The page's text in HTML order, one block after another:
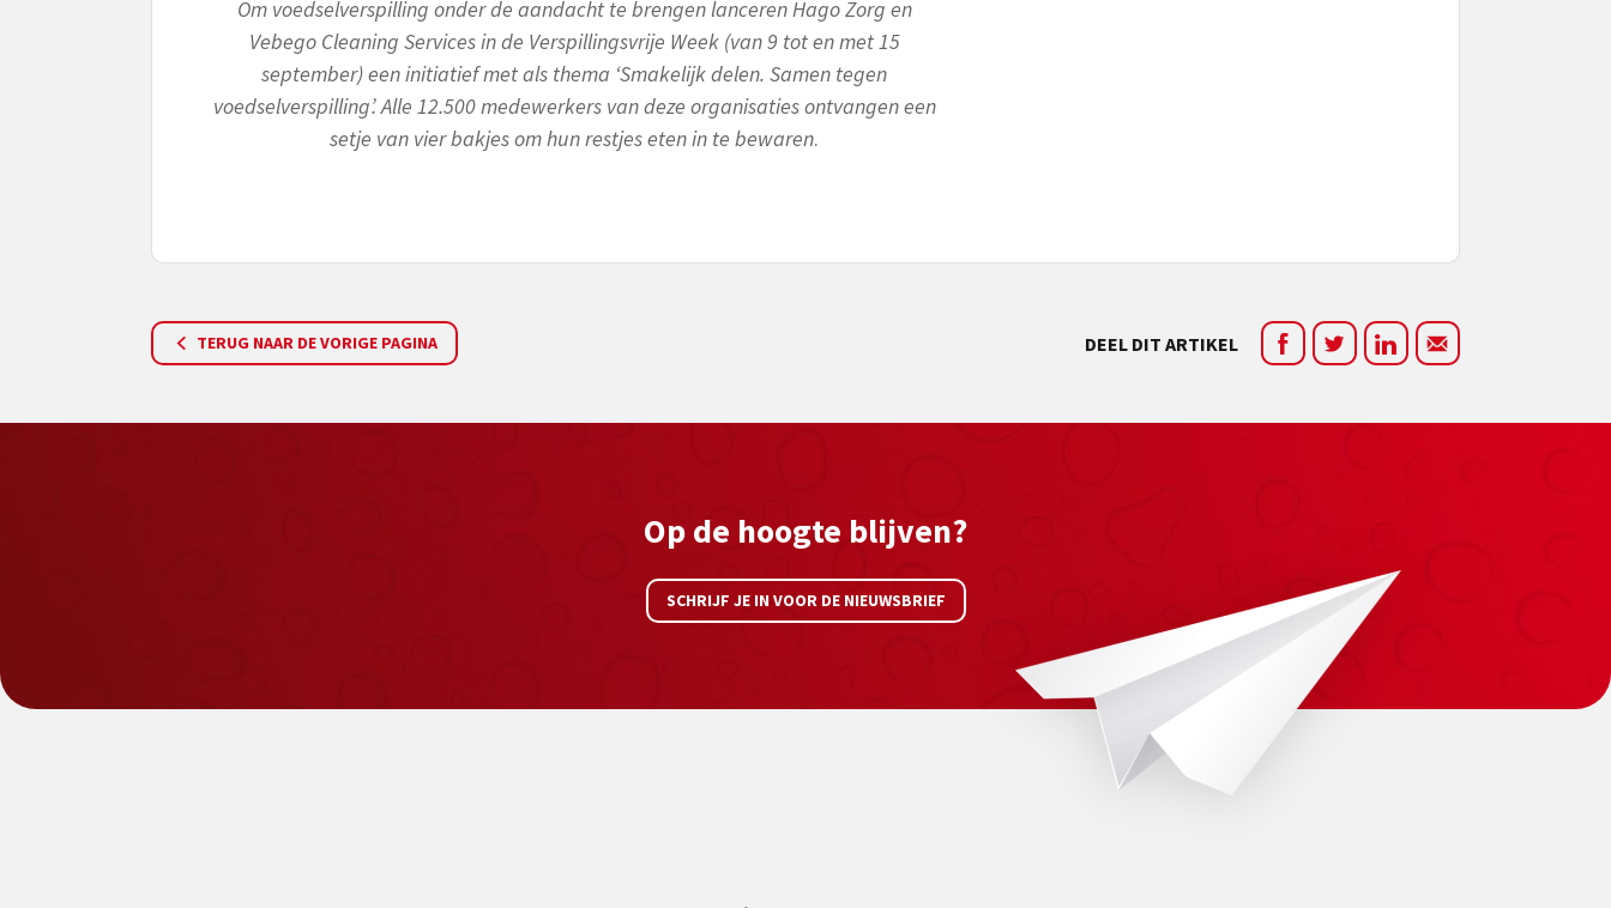
Om voedselverspilling onder de aandacht te brengen lanceren Hago Zorg en
Vebego Cleaning Services in de Verspillingsvrije Week (van 9 tot en met 15
september) een initiatief met als thema ‘Smakelijk delen. Samen tegen
voedselverspilling’. Alle 12.500 medewerkers van deze organisaties ontvangen een
setje van vier bakjes om hun restjes eten in te bewaren.
TERUG NAAR DE VORIGE PAGINA DEEL DIT ARTIKEL
Op de hoogte blijven?
SCHRIJF JE IN VOOR DE NIEUWSBRIEF